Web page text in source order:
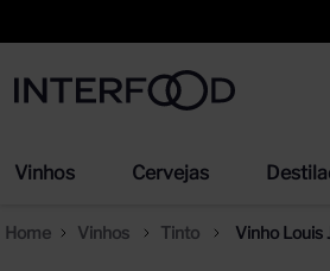
Vinhos Cervejas
Vinhos Tinto Vinho Louis
Termos mais buscados